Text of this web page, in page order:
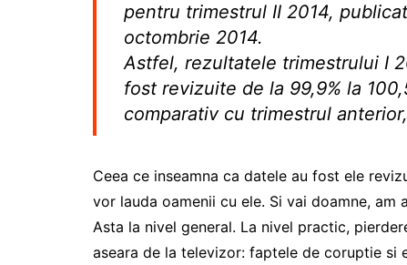
pentru trimestrul II 2014,
octombrie 2014.
Astfel, rezultatele trimestrului I
fost revizuite de la 99,9% la
comparativ cu trimestrul
Ceea ce inseamna ca datele au fost ele
vor lauda oamenii cu ele. Si vai doamne,
Asta la nivel general. La nivel practic,
aseara de la televizor: faptele de coruptie si